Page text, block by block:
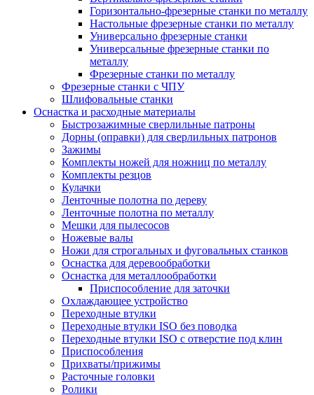
Горизонтально-фрезерные станки по металлу
Настольные фрезерные станки по металлу
Универсально фрезерные станки
Универсальные фрезерные станки по
металлу
Фрезерные станки по металлу
Фрезерные станки с ЧПУ
Шлифовальные станки
Оснастка и расходные материалы
Быстрозажимные сверлильные патроны
Дорны (оправки) для сверлильных патронов
Зажимы
Комплекты ножей для ножниц по металлу
Комплекты резцов
Кулачки
Ленточные полотна по дереву
Ленточные полотна по металлу
Мешки для пылесосов
Ножевые валы
Ножи для строгальных и фуговальных станков
Оснастка для деревообработки
Оснастка для металлообработки
Приспособление для заточки
Охлаждающее устройство
Переходные втулки
Переходные втулки ISO без поводка
Переходные втулки ISO с отверстие под клин
Приспособления
Прихваты/прижимы
Расточные головки
Ролики